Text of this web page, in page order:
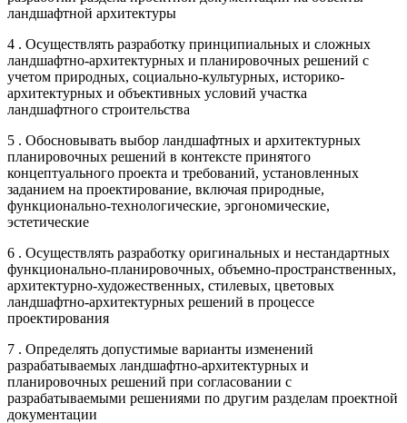
ландшафтной архитектуры
4 . Осуществлять разработку принципиальных и сложных
ландшафтно-архитектурных и планировочных решений с
учетом природных, социально-культурных, историко-
архитектурных и объективных условий участка
ландшафтного строительства
5 . Обосновывать выбор ландшафтных и архитектурных
планировочных решений в контексте принятого
концептуального проекта и требований, установленных
заданием на проектирование, включая природные,
функционально-технологические, эргономические,
эстетические
6 . Осуществлять разработку оригинальных и нестандартных
функционально-планировочных, объемно-пространственных,
архитектурно-художественных, стилевых, цветовых
ландшафтно-архитектурных решений в процессе
проектирования
7 . Определять допустимые варианты изменений
разрабатываемых ландшафтно-архитектурных и
планировочных решений при согласовании с
разрабатываемыми решениями по другим разделам проектной
документации